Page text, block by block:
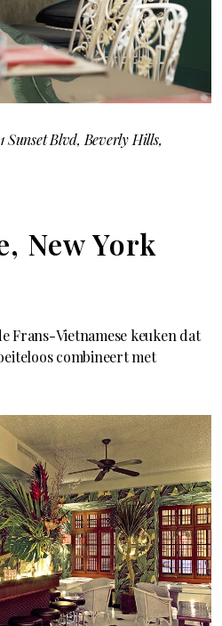
Sunset Blvd, Beverly Hills,
New York
Frans-Vietnamese keuken dat
combineert met